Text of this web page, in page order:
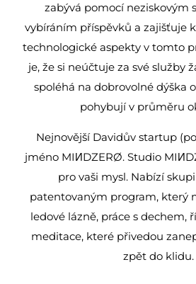
zabývá pomocí neziskovým
vybíráním příspěvků a zajišťuje
technologické aspekty v tomto
je, že si neúčtuje za své služby
spoléhá na dobrovolné dýška
pohybují v průměru
Nejnovější Davidův startup
jméno MIИDZERØ. Studio
pro vaši mysl. Nabízí
patentovaným program, který
ledové lázně, práce s dechem,
meditace, které přivedou
zpět do klidu.